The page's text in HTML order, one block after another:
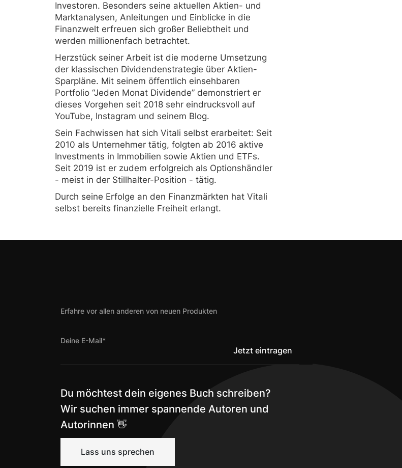
Investoren. Besonders seine aktuellen Aktien- und
Marktanalysen, Anleitungen und Einblicke in die
Finanzwelt erfreuen sich großer Beliebtheit und
werden millionenfach betrachtet.
Herzstück seiner Arbeit ist die moderne Umsetzung
der klassischen Dividendenstrategie über Aktien-
Sparpläne. Mit seinem öffentlich einsehbaren
Portfolio “Jeden Monat Dividende” demonstriert er
dieses Vorgehen seit 2018 sehr eindrucksvoll auf
YouTube, Instagram und seinem Blog.
Sein Fachwissen hat sich Vitali selbst erarbeitet: Seit
2010 als Unternehmer tätig, folgten ab 2016 aktive
Investments in Immobilien sowie Aktien und ETFs.
Seit 2019 ist er zudem erfolgreich als Optionshändler
- meist in der Stillhalter-Position - tätig.
Durch seine Erfolge an den Finanzmärkten hat Vitali
selbst bereits finanzielle Freiheit erlangt.
Erfahre vor allen anderen von neuen Produkten
Du möchtest dein eigenes Buch schreiben?
Wir suchen immer spannende Autoren und
Autorinnen 👋
Lass uns sprechen